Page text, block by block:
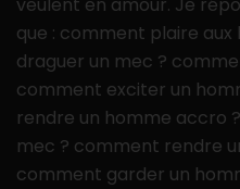
que : comment plaire
draguer un mec ?
comment exciter un
rendre un homme accro
mec ? comment rendre
comment garder un